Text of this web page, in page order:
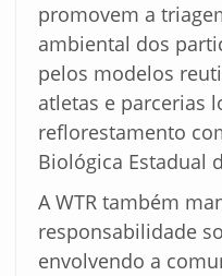
promovem a
ambiental dos
pelos modelos
atletas e parcerias
reflorestamento
Biológica Estadual
A WTR também
responsabilidade
envolvendo a